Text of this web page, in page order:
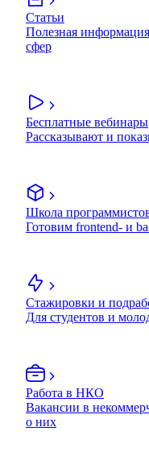
Статьи
Полезная
сфер
Бесплатные вебинары
Рассказывают и
Школа
Готовим frontend- и
Стажировки и
Для студентов и
Работа в НКО
Вакансии в
о них